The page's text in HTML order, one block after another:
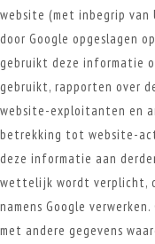
website (met inbegrip van
door Google opgeslagen
gebruikt deze informatie
gebruikt, rapporten over
website-exploitanten en
betrekking tot website-
deze informatie aan
wettelijk wordt verplicht,
namens Google
met andere gegevens